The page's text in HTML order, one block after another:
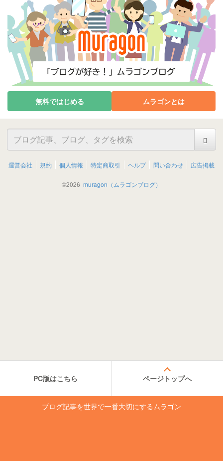
無料ではじめる ムラゴンとは
運営会社 規約 個人情報 特定商取引 ヘルプ 問い合わせ 広告掲載
©2026 muragon（ムラゴンブログ）
PC版はこちら ページトップへ
ブログ記事を世界で一番大切にするムラゴン